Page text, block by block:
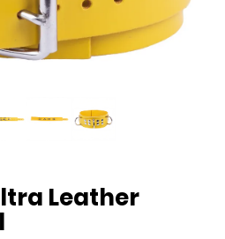
Leather